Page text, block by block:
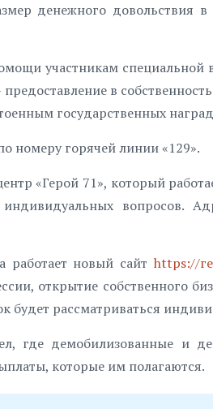
денежного довольствия
участникам специальной
в
государственных
номеру горячей линии «129».
«Герой 71», который
вопросов.
работает новый сайт https://
открытие собственного
будет рассматриваться
где демобилизованные и
которые им полагаются.